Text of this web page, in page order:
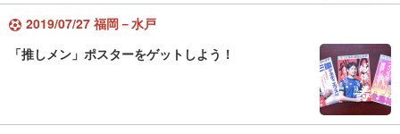
2019/07/27 福岡－水戸
「推しメン」ポスターをゲットしよう！